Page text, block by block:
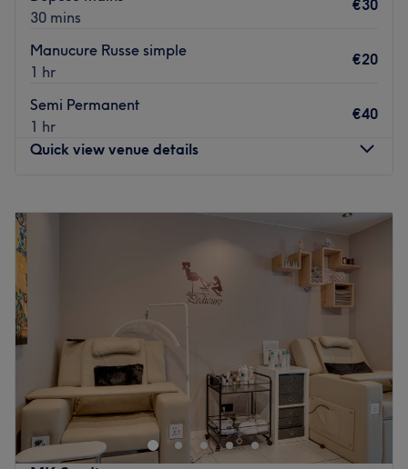
30 mins
€30
Manucure Russe simple
1 hr
€20
Semi Permanent
1 hr
€40
Quick view venue details
19:00
09:00
12:00
09:00 – 19:00
09:00–19:00
12:00
Magnails à Flawinne est un institut spécialisé en
manucure et pédicure, où professionnalisme, convivialité
et soins personnalisés sont au cœur de chaque prestation.
L'objectif est d'offrir à chaque client(e) des mains et des
pieds parfaitement soignés, dans une ambiance